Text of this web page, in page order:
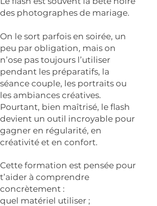
des photographes de mariage.
On le sort parfois en soirée, un
peu par obligation, mais on
n’ose pas toujours l’utiliser
pendant les préparatifs, la
séance couple, les portraits ou
les ambiances créatives.
Pourtant, bien maîtrisé, le flash
devient un outil incroyable pour
gagner en régularité, en
créativité et en confort.
Cette formation est pensée pour
t’aider à comprendre
concrètement :
quel matériel utiliser ;